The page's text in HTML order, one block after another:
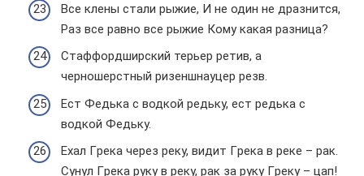
Все клены стали рыжие, И не один не дразнится,
Раз все равно все рыжие Кому какая разница?
Стаффордширский терьер ретив, а
черношерстный ризеншнауцер резв.
Ест Федька с водкой редьку, ест редька с
водкой Федьку.
Ехал Гpека чеpез pеку, видит Гpека в pеке – pак.
Сунул Гpека pуку в pеку, pак за pуку Гpеку – цап!